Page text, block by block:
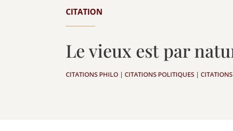
CITATION
Le vieux est par
CITATIONS PHILO |CITATIONS POLITIQUES |